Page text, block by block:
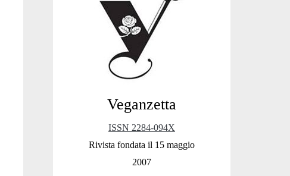
Sidebar
Veganzetta
ISSN 2284-094X
Rivista fondata il 15 maggio
2007